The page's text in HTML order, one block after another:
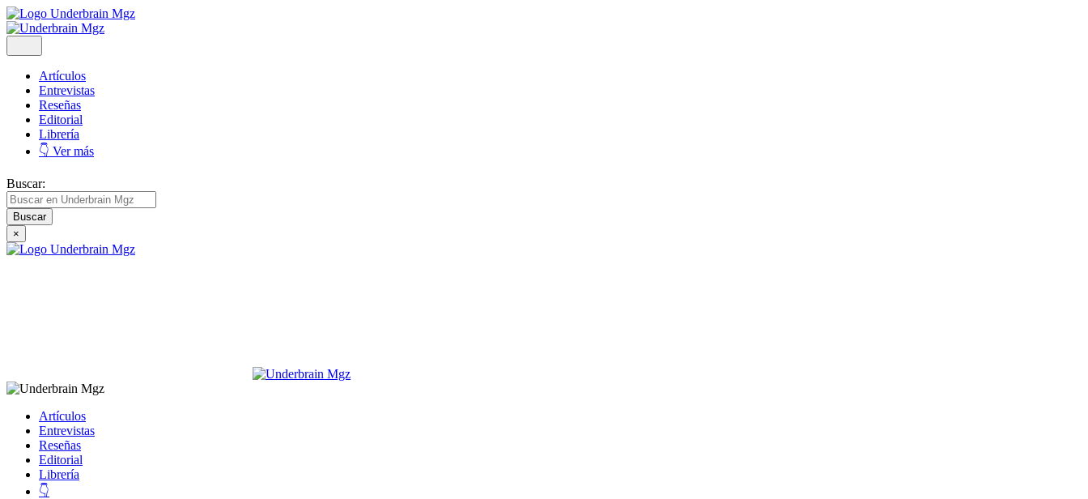
Artículos
Entrevistas
Reseñas
Editorial
Librería
👇 Ver más
Buscar:
×
Artículos
Entrevistas
Reseñas
Editorial
Librería
👇